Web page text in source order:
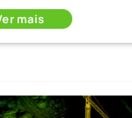
mais